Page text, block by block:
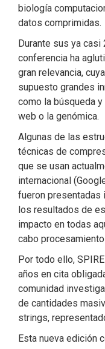
biología
datos comprimidas.
Durante sus ya
conferencia ha
gran relevancia,
supuesto grandes
como la búsqueda
web o la genómica.
Algunas de las
técnicas de
que se usan
internacional
fueron presentadas
los resultados de
impacto en todas
cabo
Por todo ello,
años en cita
comunidad
de cantidades
strings,
Esta nueva edición